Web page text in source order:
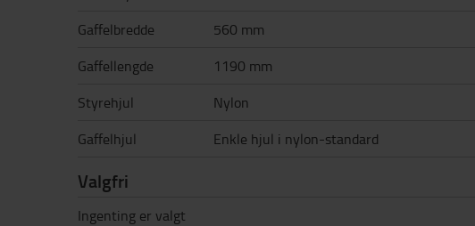
Gaffelbredde
560 mm
Gaffellengde
1190 mm
Styrehjul
Nylon
Gaffelhjul Enkle hjul i nylon-standard
Valgfri
Ingenting er valgt